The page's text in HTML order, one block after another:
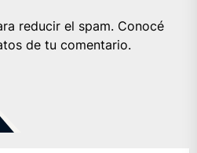
reducir el spam. Conocé
de tu comentario.